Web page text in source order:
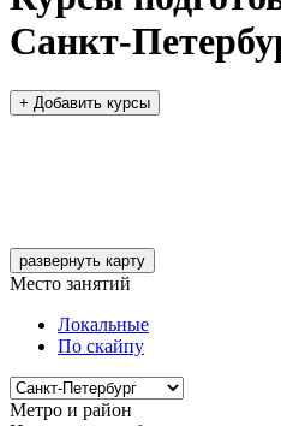
Санкт-
+ Добавить курсы
развернуть карту
Место занятий
Локальные
По скайпу
Метро и район